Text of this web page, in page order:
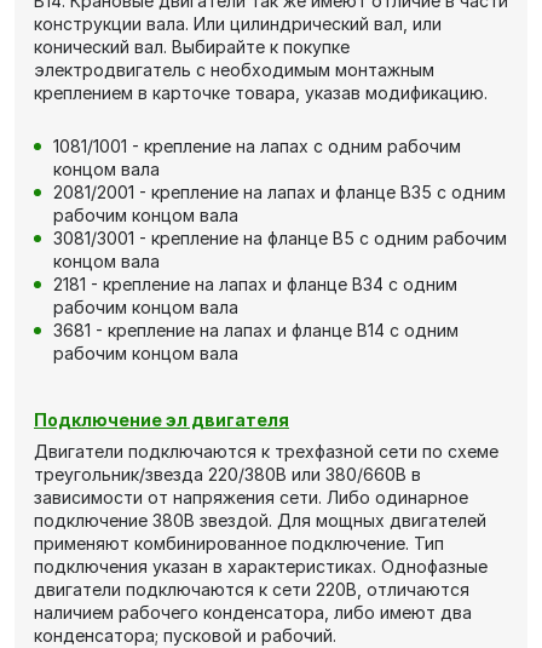
конструкции вала. Или цилиндрический вал, или
конический вал. Выбирайте к покупке
электродвигатель с необходимым монтажным
креплением в карточке товара, указав модификацию.
1081/1001 - крепление на лапах с одним рабочим
концом вала
2081/2001 - крепление на лапах и фланце В35 с одним
рабочим концом вала
3081/3001 - крепление на фланце В5 с одним рабочим
концом вала
2181 - крепление на лапах и фланце В34 с одним
рабочим концом вала
3681 - крепление на лапах и фланце В14 с одним
рабочим концом вала
Подключение эл двигателя
Двигатели подключаются к трехфазной сети по схеме
треугольник/звезда 220/380В или 380/660В в
зависимости от напряжения сети. Либо одинарное
подключение 380В звездой. Для мощных двигателей
применяют комбинированное подключение. Тип
подключения указан в характеристиках. Однофазные
двигатели подключаются к сети 220В, отличаются
наличием рабочего конденсатора, либо имеют два
конденсатора; пусковой и рабочий.